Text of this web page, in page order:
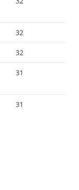
32
32
31
31